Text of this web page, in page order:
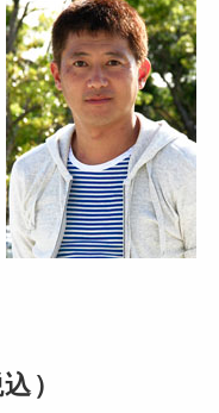
陽駅
撮影スポットへ
の喫茶店
陽駅
ホームページ
で購入する必要がある乗
1
さい。
に乗車しますが【トロッコ
）